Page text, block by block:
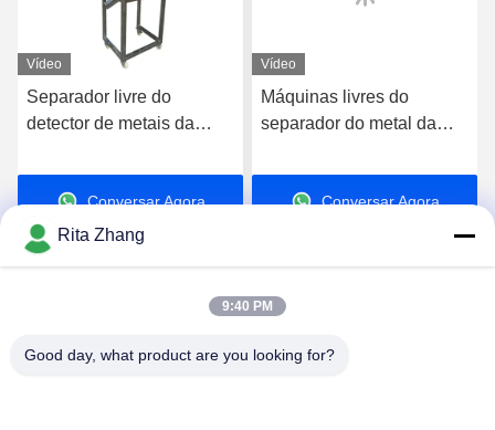
Vídeo
Separador livre do
detector de metais da
o alimento ou a indústria
plásticaConversar Agora
Vídeo
Máquinas livres do
separador do metal da
o alimento/indústria
plásticaConversar Agora
GUANGDONG SHANAN TECHNOLOGY
Rita Zhang
9:40 PM
Good day, what product are you looking for?